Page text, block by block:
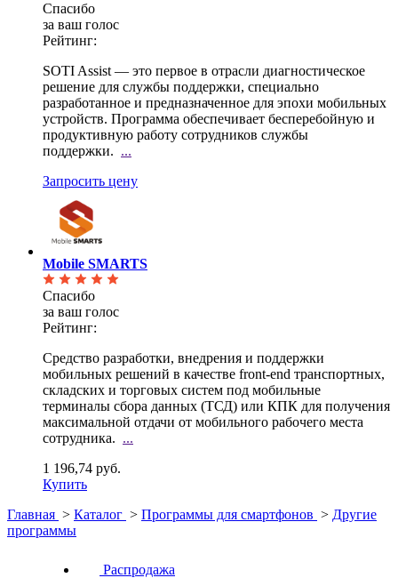
Спасибо
за ваш голос
Рейтинг:
SOTI Assist — это первое в отрасли диагностическое
решение для службы поддержки, специально
разработанное и предназначенное для эпохи мобильных
устройств. Программа обеспечивает бесперебойную и
продуктивную работу сотрудников службы
поддержки. ...
Запросить цену
Mobile SMARTS
Спасибо
за ваш голос
Рейтинг:
Средство разработки, внедрения и поддержки
мобильных решений в качестве front-end транспортных,
складских и торговых систем под мобильные
терминалы сбора данных (ТСД) или КПК для получения
максимальной отдачи от мобильного рабочего места
сотрудника. ...
1 196,74 руб.
Купить
Главная > Каталог > Программы для смартфонов > Другие
программы
Распродажа